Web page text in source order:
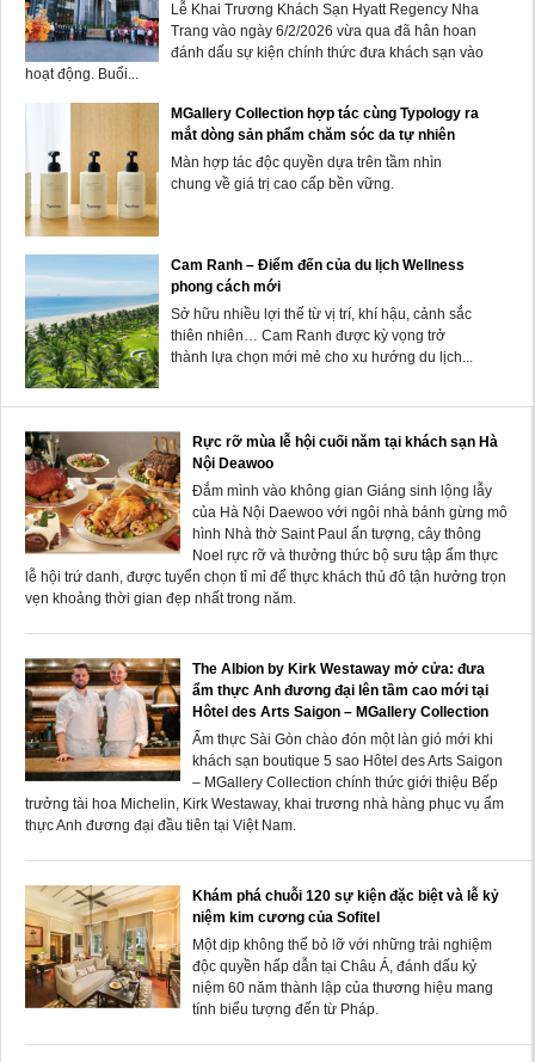
Lễ Khai Trương Khách Sạn Hyatt Regency Nha
Trang vào ngày 6/2/2026 vừa qua đã hân hoan
đánh dấu sự kiện chính thức đưa khách sạn vào
hoạt động. Buổi...
MGallery Collection hợp tác cùng Typology ra
mắt dòng sản phẩm chăm sóc da tự nhiên
Màn hợp tác độc quyền dựa trên tầm nhìn
chung về giá trị cao cấp bền vững.
Cam Ranh – Điểm đến của du lịch Wellness
phong cách mới
Sở hữu nhiều lợi thế từ vị trí, khí hậu, cảnh sắc
thiên nhiên… Cam Ranh được kỳ vọng trở
thành lựa chọn mới mẻ cho xu hướng du lịch...
Rực rỡ mùa lễ hội cuối năm tại khách sạn Hà
Nội Deawoo
Đắm mình vào không gian Giáng sinh lộng lẫy
của Hà Nội Daewoo với ngôi nhà bánh gừng mô
hình Nhà thờ Saint Paul ấn tượng, cây thông
Noel rực rỡ và thưởng thức bộ sưu tập ẩm thực
lễ hội trứ danh, được tuyển chọn tỉ mỉ để thực khách thủ đô tận hưởng trọn
vẹn khoảng thời gian đẹp nhất trong năm.
The Albion by Kirk Westaway mở cửa: đưa
ẩm thực Anh đương đại lên tầm cao mới tại
Hôtel des Arts Saigon – MGallery Collection
Ẩm thực Sài Gòn chào đón một làn gió mới khi
khách sạn boutique 5 sao Hôtel des Arts Saigon
– MGallery Collection chính thức giới thiệu Bếp
trưởng tài hoa Michelin, Kirk Westaway, khai trương nhà hàng phục vụ ẩm
thực Anh đương đại đầu tiên tại Việt Nam.
Khám phá chuỗi 120 sự kiện đặc biệt và lễ kỷ
niệm kim cương của Sofitel
Một dịp không thể bỏ lỡ với những trải nghiệm
độc quyền hấp dẫn tại Châu Á, đánh dấu kỷ
niệm 60 năm thành lập của thương hiệu mang
tính biểu tượng đến từ Pháp.